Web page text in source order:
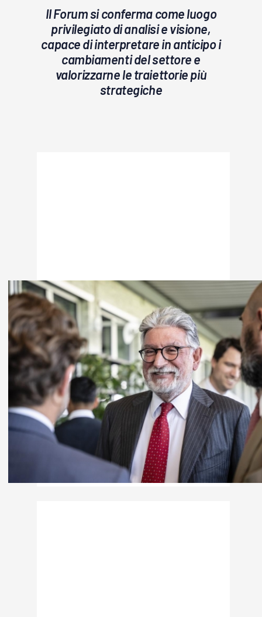
Il Forum si conferma come luogo
privilegiato di analisi e visione,
capace di interpretare in anticipo i
cambiamenti del settore e
valorizzarne le traiettorie più
strategiche